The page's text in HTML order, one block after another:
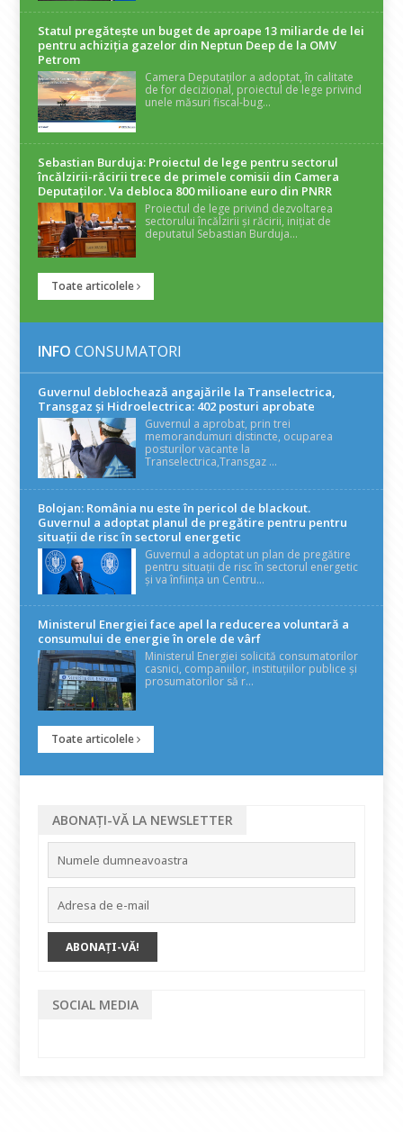
Statul pregătește un buget de aproape 13 miliarde de lei
pentru achiziția gazelor din Neptun Deep de la OMV
Petrom
Camera Deputaților a adoptat, în calitate
de for decizional, proiectul de lege privind
unele măsuri fiscal-bug...
Sebastian Burduja: Proiectul de lege pentru sectorul
încălzirii-răcirii trece de primele comisii din Camera
Deputaților. Va debloca 800 milioane euro din PNRR
Proiectul de lege privind dezvoltarea
sectorului încălzirii și răcirii, inițiat de
deputatul Sebastian Burduja...
Toate articolele
INFO CONSUMATORI
Guvernul deblochează angajările la Transelectrica,
Transgaz și Hidroelectrica: 402 posturi aprobate
Guvernul a aprobat, prin trei
memorandumuri distincte, ocuparea
posturilor vacante la
Transelectrica,Transgaz ...
Bolojan: România nu este în pericol de blackout.
Guvernul a adoptat planul de pregătire pentru pentru
situații de risc în sectorul energetic
Guvernul a adoptat un plan de pregătire
pentru situații de risc în sectorul energetic
și va înființa un Centru...
Ministerul Energiei face apel la reducerea voluntară a
consumului de energie în orele de vârf
Ministerul Energiei solicită consumatorilor
casnici, companiilor, instituțiilor publice și
prosumatorilor să r...
Toate articolele
ABONAȚI-VĂ LA NEWSLETTER
SOCIAL MEDIA